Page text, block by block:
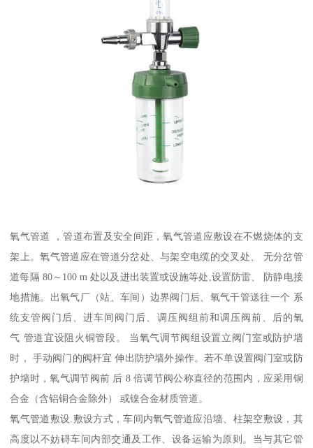
氧气管道 ，管道布置及安全间距，氧气管道应敷设在不燃烧体的支
架上。氧气管道应在管道分岔处、与架空电缆的交叉处、 无分岔管
道每隔 80～100 m 处以及进出装置或设施等处,设置防雷、 防静电接
地措施。出氧气厂（站、车间）边界阀门后、氧气干管送往一个 系
统支管阀门后、进车间阀门后、调压阀组前和调压阀前、后的氧
气 管道宜设阻火铜管段。 当氧气调节阀组设置立阀门室或防护墙
时， 手动阀门的阀杆宜 伸出防护墙外操作。若不单设置阀门室或防
护墙时，氧气调节阀前 后 8 倍调节阀公称直径的范围内，应采用铜
合金（含铝铜合金除外） 或镍合金材质管道。
氧气管道敷设.敷设方式，车间内氧气管道应沿墙、柱架空敷设，其
高度以不妨碍车间内部交通及工作、设备运输为原则。当与其它管